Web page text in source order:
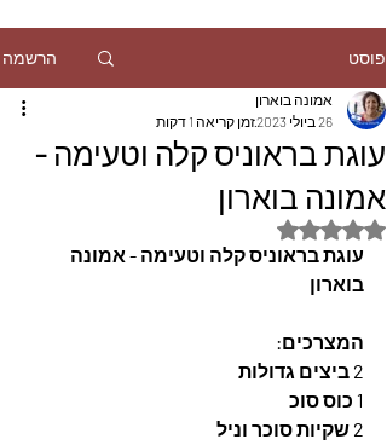
פוסט הרשמה
עוגת בראוניס קלה וטעימה -
אמונה בוארון
אמונה בוארון
26 ביולי 2023
זמן קריאה 1 דקות
דירוג של NaN מתוך 5 כוכבים
עוגת בראוניס קלה וטעימה - אמונה
בוארון
המצרכים:
2 ביצים גדולות
1 כוס סוכ
2 שקיות סוכר וניל